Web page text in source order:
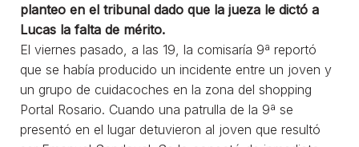
planteo en el tribunal dado que la jueza le dictó a
Lucas la falta de mérito.
El viernes pasado, a las 19, la comisaría 9ª reportó
que se había producido un incidente entre un joven y
un grupo de cuidacoches en la zona del shopping
Portal Rosario. Cuando una patrulla de la 9ª se
presentó en el lugar detuvieron al joven que resultó